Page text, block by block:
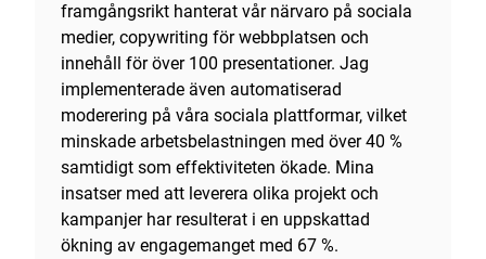
framgångsrikt hanterat vår närvaro på sociala
medier, copywriting för webbplatsen och
innehåll för över 100 presentationer. Jag
implementerade även automatiserad
moderering på våra sociala plattformar, vilket
minskade arbetsbelastningen med över 40 %
samtidigt som effektiviteten ökade. Mina
insatser med att leverera olika projekt och
kampanjer har resulterat i en uppskattad
ökning av engagemanget med 67 %.